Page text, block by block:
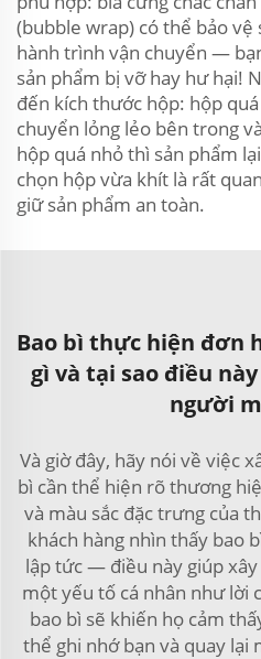
(bubble wrap) có thể bảo
hành trình vận chuyển —
sản phẩm bị vỡ hay hư hại!
đến kích thước hộp: hộp
chuyển lỏng lẻo bên trong
hộp quá nhỏ thì sản phẩm
chọn hộp vừa khít là rất
giữ sản phẩm an toàn.
Bao bì thực hiện đơn
gì và tại sao điều
người
Và giờ đây, hãy nói về việc
bì cần thể hiện rõ thương
và màu sắc đặc trưng của
khách hàng nhìn thấy bao
lập tức — điều này giúp
một yếu tố cá nhân như lời
bao bì sẽ khiến họ cảm
thể ghi nhớ bạn và quay lại